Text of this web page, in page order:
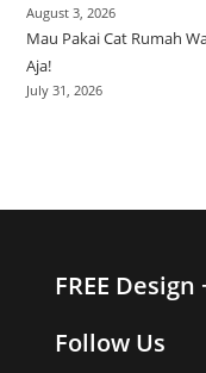
August 3, 2026
Mau Pakai Cat Rumah
Aja!
July 31, 2026
FREE
Follow Us